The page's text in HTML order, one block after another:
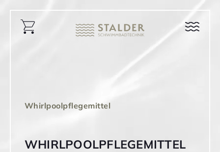
Whirlpoolpflegemittel
WHIRLPOOLPFLEGEMITTEL